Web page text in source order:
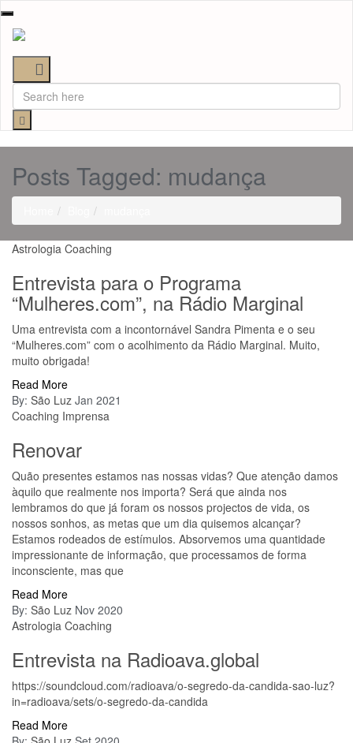
Toggle
navigation
Posts Tagged: mudança
Astrologia Coaching
Entrevista para o Programa
“Mulheres.com”, na Rádio Marginal
Uma entrevista com a incontornável Sandra Pimenta e o seu
“Mulheres.com” com o acolhimento da Rádio Marginal. Muito,
muito obrigada!
Read More
By: São Luz Jan 2021
Coaching Imprensa
Renovar
Quão presentes estamos nas nossas vidas? Que atenção damos
àquilo que realmente nos importa? Será que ainda nos
lembramos do que já foram os nossos projectos de vida, os
nossos sonhos, as metas que um dia quisemos alcançar?
Estamos rodeados de estímulos. Absorvemos uma quantidade
impressionante de informação, que processamos de forma
inconsciente, mas que
Read More
By: São Luz Nov 2020
Astrologia Coaching
Entrevista na Radioava.global
https://soundcloud.com/radioava/o-segredo-da-candida-sao-luz?
in=radioava/sets/o-segredo-da-candida
Read More